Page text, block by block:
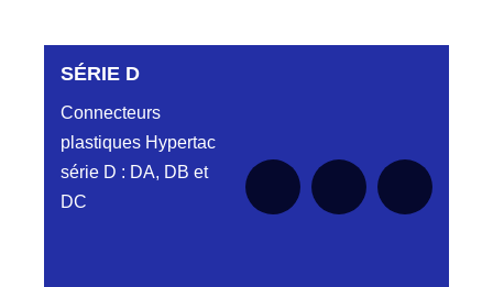
SÉRIE D
Connecteurs
plastiques Hypertac
série D : DA, DB et
DC